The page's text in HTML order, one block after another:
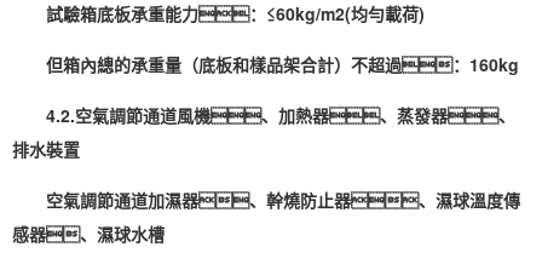
試驗箱底板承重能力：≤60kg/m2(均勻載荷)
但箱內總的承重量（底板和樣品架合計）不超過：160kg
4.2.空氣調節通道風機、加熱器、蒸發器、
排水裝置
空氣調節通道加濕器、幹燒防止器、濕球溫度傳
感器、濕球水槽